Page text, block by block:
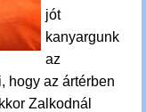
jót
kanyargunk
az
hogy az ártérben
Zalkodnál